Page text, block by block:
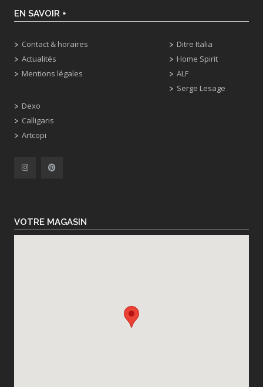
EN SAVOIR +
Contact & horaires
Actualités
Mentions légales
Dexo
Calligaris
Artcopi
Ditre Italia
Home Spirit
ALF
Serge Lesage
VOTRE MAGASIN